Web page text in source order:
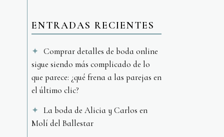
ENTRADAS RECIENTES
Comprar detalles de boda online
sigue siendo más complicado de lo
que parece: ¿qué frena a las parejas en
el último clic?
La boda de Alicia y Carlos en
Molí del Ballestar